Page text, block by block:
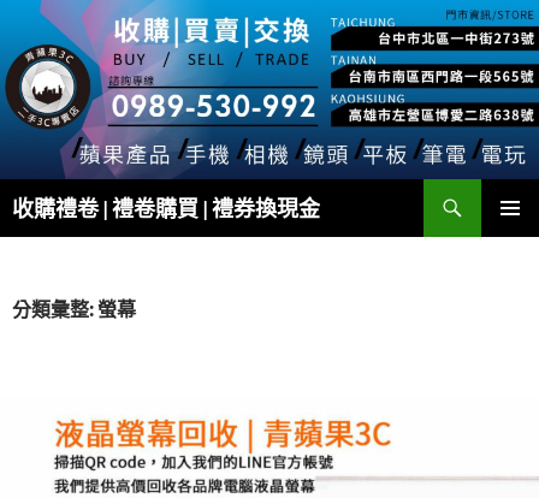
主
要
收購禮卷 | 禮卷購買 | 禮券換現金
搜
尋
分類彙整: 螢幕